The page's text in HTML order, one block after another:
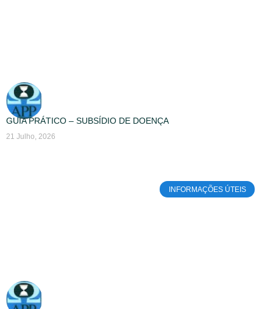
GUIA PRÁTICO – SUBSÍDIO DE DOENÇA
21 Julho, 2026
INFORMAÇÕES ÚTEIS